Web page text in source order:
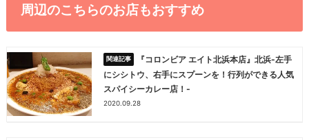
周辺のこちらのお店もおすすめ
『コロンビア エイト北浜本店』北浜-左手
にシシトウ、右手にスプーンを！行列ができる人気
スパイシーカレー店！-
2020.09.28